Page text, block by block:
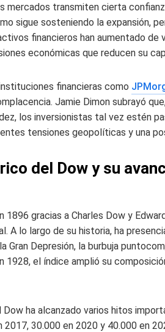
mercados transmiten cierta
sigue sosteniendo la expansión,
financieros han aumentado de
económicas que reducen su
financieras como
Jamie Dimon subrayó
los inversionistas tal vez estén
tensiones geopolíticas y una
del Dow y su
1896 gracias a Charles Dow y
A lo largo de su historia, ha
Gran Depresión, la burbuja
1928, el índice amplió su
ha alcanzado varios hitos
2017, 30.000 en 2020 y 40.000 en